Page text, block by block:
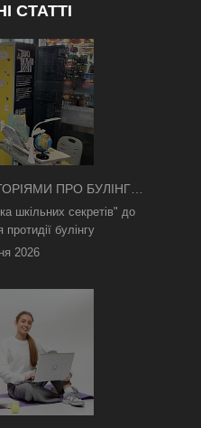
СТАТТІ
ПРО БУЛІНГ
В КИЄВІ
шкільних секретів" до
булінгу
2026